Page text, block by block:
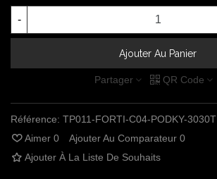
-
Ajouter Au Panier
Partager QR Code
Référence: TP011-FORTI-C04-PODKY-3030T
Aimer 0 Ajouter Au Comparateur 0
Ajouter À La Liste De Souhaits